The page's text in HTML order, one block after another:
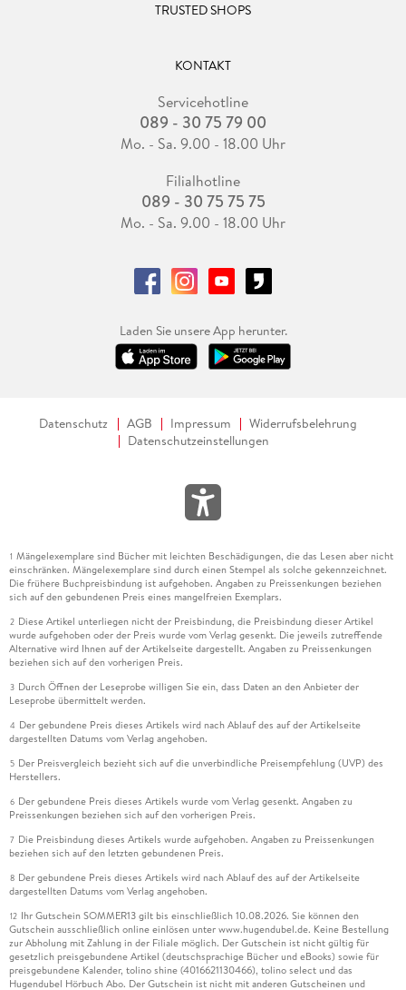
TRUSTED SHOPS
KONTAKT
Servicehotline
089 - 30 75 79 00
Mo. - Sa. 9.00 - 18.00 Uhr
Filialhotline
089 - 30 75 75 75
Mo. - Sa. 9.00 - 18.00 Uhr
Laden Sie unsere App herunter.
Datenschutz AGB Impressum
Widerrufsbelehrung
Datenschutzeinstellungen
1 Mängelexemplare sind Bücher mit leichten Beschädigungen, die das Lesen aber nicht
einschränken. Mängelexemplare sind durch einen Stempel als solche gekennzeichnet.
Die frühere Buchpreisbindung ist aufgehoben. Angaben zu Preissenkungen beziehen
sich auf den gebundenen Preis eines mangelfreien Exemplars.
2 Diese Artikel unterliegen nicht der Preisbindung, die Preisbindung dieser Artikel
wurde aufgehoben oder der Preis wurde vom Verlag gesenkt. Die jeweils zutreffende
Alternative wird Ihnen auf der Artikelseite dargestellt. Angaben zu Preissenkungen
beziehen sich auf den vorherigen Preis.
3 Durch Öffnen der Leseprobe willigen Sie ein, dass Daten an den Anbieter der
Leseprobe übermittelt werden.
4 Der gebundene Preis dieses Artikels wird nach Ablauf des auf der Artikelseite
dargestellten Datums vom Verlag angehoben.
5 Der Preisvergleich bezieht sich auf die unverbindliche Preisempfehlung (UVP) des
Herstellers.
6 Der gebundene Preis dieses Artikels wurde vom Verlag gesenkt. Angaben zu
Preissenkungen beziehen sich auf den vorherigen Preis.
7 Die Preisbindung dieses Artikels wurde aufgehoben. Angaben zu Preissenkungen
beziehen sich auf den letzten gebundenen Preis.
8 Der gebundene Preis dieses Artikels wird nach Ablauf des auf der Artikelseite
dargestellten Datums vom Verlag angehoben.
12 Ihr Gutschein SOMMER13 gilt bis einschließlich 10.08.2026. Sie können den
Gutschein ausschließlich online einlösen unter www.hugendubel.de. Keine Bestellung
zur Abholung mit Zahlung in der Filiale möglich. Der Gutschein ist nicht gültig für
gesetzlich preisgebundene Artikel (deutschsprachige Bücher und eBooks) sowie für
preisgebundene Kalender, tolino shine (4016621130466), tolino select und das
Hugendubel Hörbuch Abo. Der Gutschein ist nicht mit anderen Gutscheinen und